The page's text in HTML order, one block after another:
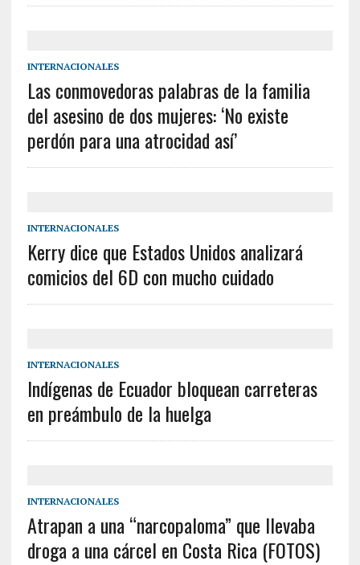
INTERNACIONALES
Las conmovedoras palabras de la familia
del asesino de dos mujeres: ‘No existe
perdón para una atrocidad así’
INTERNACIONALES
Kerry dice que Estados Unidos analizará
comicios del 6D con mucho cuidado
INTERNACIONALES
Indígenas de Ecuador bloquean carreteras
en preámbulo de la huelga
INTERNACIONALES
Atrapan a una “narcopaloma” que llevaba
droga a una cárcel en Costa Rica (FOTOS)